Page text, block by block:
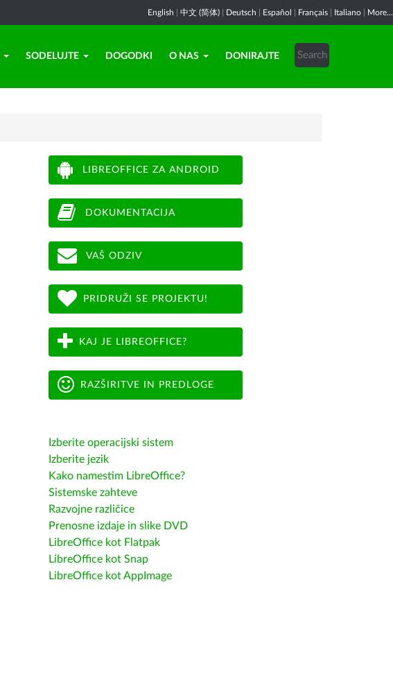
English 中文 (简体) Deutsch Español Français Italiano More...
SODELUJTE DOGODKI O NAS DONIRAJTE
LIBREOFFICE ZA ANDROID
DOKUMENTACIJA
VAŠ ODZIV
PRIDRUŽI SE PROJEKTU!
KAJ JE LIBREOFFICE?
RAZŠIRITVE IN PREDLOGE
Izberite operacijski sistem
Izberite jezik
Kako namestim LibreOffice?
Sistemske zahteve
Razvojne različice
Prenosne izdaje in slike DVD
LibreOffice kot Flatpak
LibreOffice kot Snap
LibreOffice kot AppImage